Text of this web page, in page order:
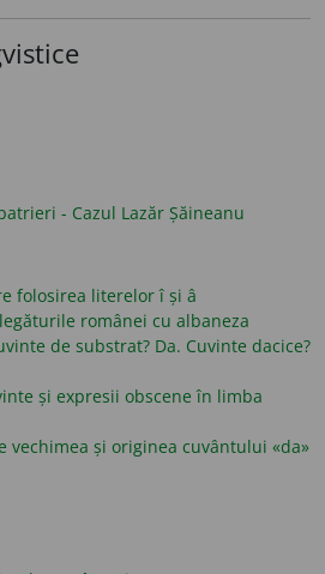
- Cazul Lazăr Șăineanu
folosirea literelor î și â
românei cu albaneza
de substrat? Da. Cuvinte dacice?
și expresii obscene în limba
vechimea și originea cuvântului «da»